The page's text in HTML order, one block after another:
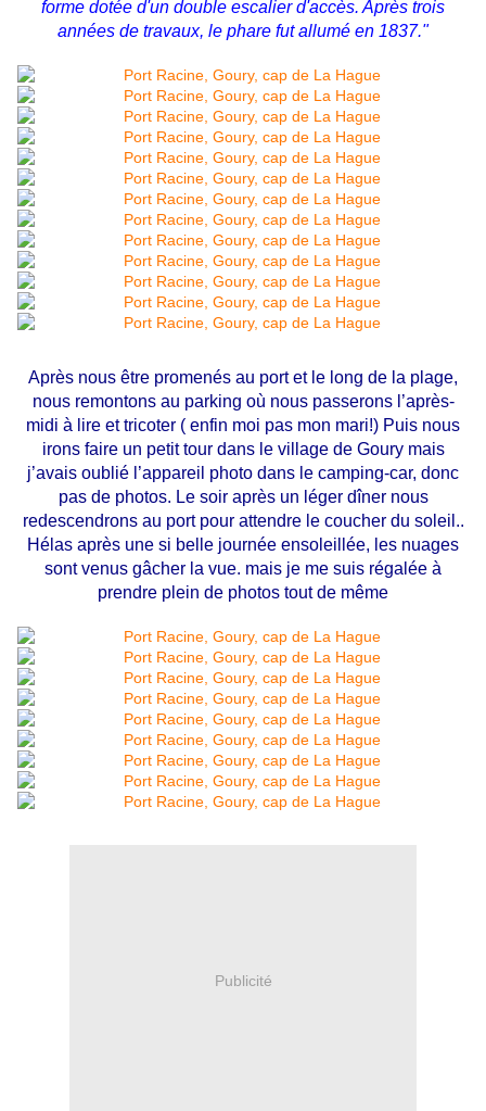
forme dotée d'un double escalier d'accès. Après trois
années de travaux, le phare fut allumé en 1837."
Après nous être promenés au port et le long de la plage,
nous remontons au parking où nous passerons l’après-
midi à lire et tricoter ( enfin moi pas mon mari!) Puis nous
irons faire un petit tour dans le village de Goury mais
j’avais oublié l’appareil photo dans le camping-car, donc
pas de photos. Le soir après un léger dîner nous
redescendrons au port pour attendre le coucher du soleil..
Hélas après une si belle journée ensoleillée, les nuages
sont venus gâcher la vue. mais je me suis régalée à
prendre plein de photos tout de même
Publicité